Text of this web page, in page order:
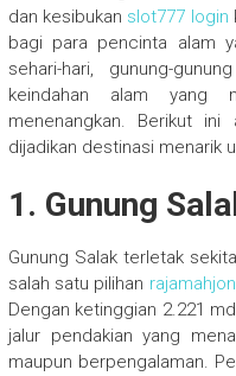
dan kesibukan slot777 login
bagi para pencinta alam
sehari-hari, gunung-
keindahan alam yang
menenangkan. Berikut
dijadikan destinasi menarik
1. Gunung
Gunung Salak terletak
salah satu pilihan
Dengan ketinggian 2.221
jalur pendakian yang
maupun berpengalaman.